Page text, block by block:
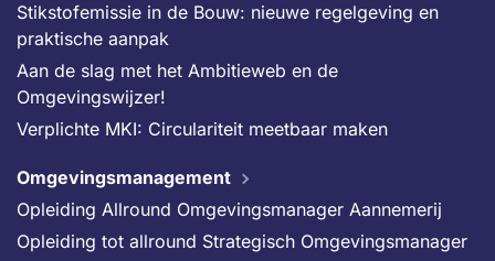
Stikstofemissie in de Bouw: nieuwe regelgeving en
praktische aanpak
Aan de slag met het Ambitieweb en de
Omgevingswijzer!
Verplichte MKI: Circulariteit meetbaar maken
Omgevingsmanagement
Opleiding Allround Omgevingsmanager Aannemerij
Opleiding tot allround Strategisch Omgevingsmanager